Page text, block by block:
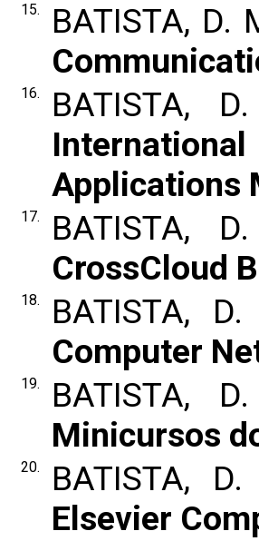
15. BATISTA, D.
16. BATISTA,
Applications
17. BATISTA,
CrossCloud
18. BATISTA,
Computer
19. BATISTA,
Minicursos
20. BATISTA,
Elsevier